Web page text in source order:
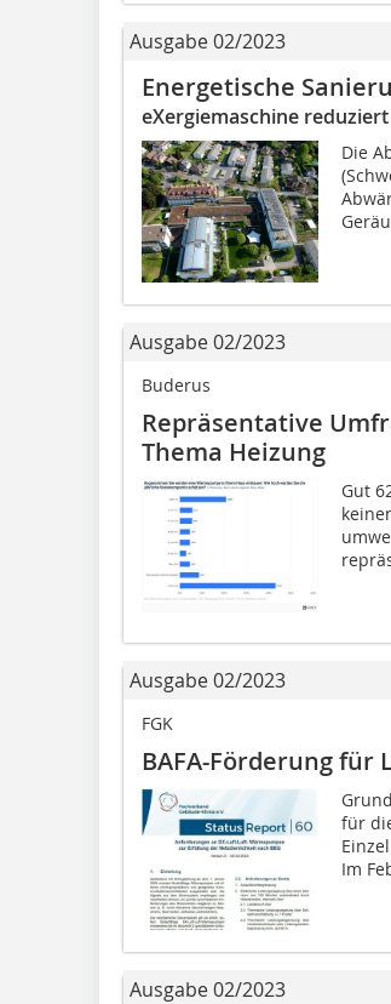
Ausgabe 02/2023
Energetische
eXergiemaschine
Die
Ausgabe 02/2023
Buderus
Repräsentative
Thema Heizung
Gut
Ausgabe 02/2023
FGK
BAFA-Förderung
für
Im
Ausgabe 02/2023